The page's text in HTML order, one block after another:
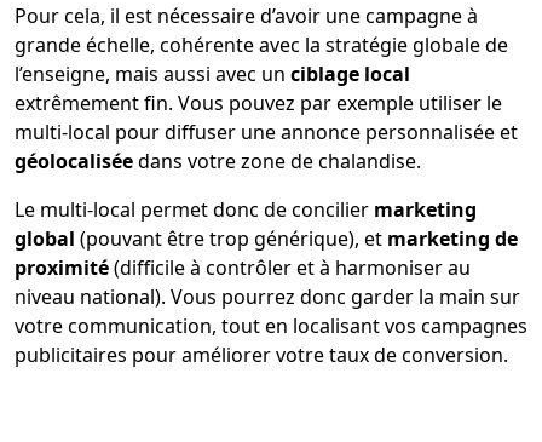
Pour cela, il est nécessaire d’avoir une campagne à
grande échelle, cohérente avec la stratégie globale de
l’enseigne, mais aussi avec un ciblage local
extrêmement fin. Vous pouvez par exemple utiliser le
multi-local pour diffuser une annonce personnalisée et
géolocaliséedans votre zone de chalandise.
Le multi-local permet donc de concilier marketing
global (pouvant être trop générique), et marketing de
proximité(difficile à contrôler et à harmoniser au
niveau national). Vous pourrez donc garder la main sur
votre communication, tout en localisant vos campagnes
publicitaires pour améliorer votre taux de conversion.